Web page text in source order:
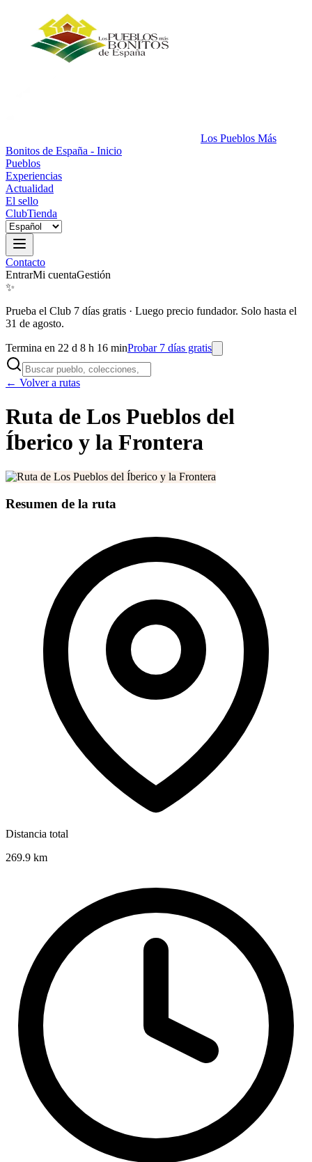
Los Pueblos Más
Bonitos de España - Inicio
Pueblos
Experiencias
Actualidad
El sello
ClubTienda
Contacto
EntrarMi cuentaGestión
✨
Prueba el Club 7 días gratis · Luego precio fundador. Solo hasta el
31 de agosto.
Termina en 22 d 8 h 16 minProbar 7 días gratis
← Volver a rutas
Ruta de Los Pueblos del
Íberico y la Frontera
Resumen de la ruta
Distancia total
269.9 km